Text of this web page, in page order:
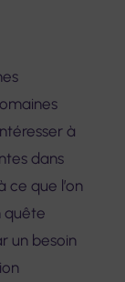
à
dans
ce que l’on
quête
un besoin